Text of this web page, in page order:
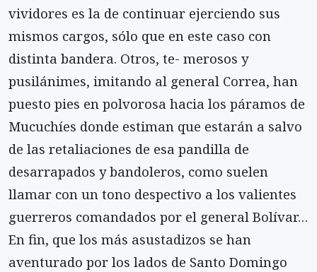
vividores es la de continuar ejerciendo sus
mismos cargos, sólo que en este caso con
distinta bandera. Otros, te- merosos y
pusilánimes, imitando al general Correa, han
puesto pies en polvorosa hacia los páramos de
Mucuchíes donde estiman que estarán a salvo
de las retaliaciones de esa pandilla de
desarrapados y bandoleros, como suelen
llamar con un tono despectivo a los valientes
guerreros comandados por el general Bolívar…
En fin, que los más asustadizos se han
aventurado por los lados de Santo Domingo